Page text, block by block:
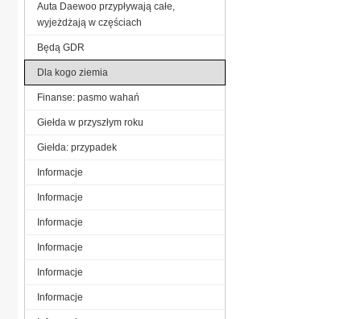
Auta Daewoo przypływają całe,
wyjeżdżają w częściach
Będą GDR
Dla kogo ziemia
Finanse: pasmo wahań
Giełda w przyszłym roku
Giełda: przypadek
Informacje
Informacje
Informacje
Informacje
Informacje
Informacje